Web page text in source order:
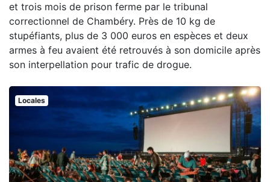
et trois mois de prison ferme par le tribunal
correctionnel de Chambéry. Près de 10 kg de
stupéfiants, plus de 3 000 euros en espèces et deux
armes à feu avaient été retrouvés à son domicile après
son interpellation pour trafic de drogue.
Locales